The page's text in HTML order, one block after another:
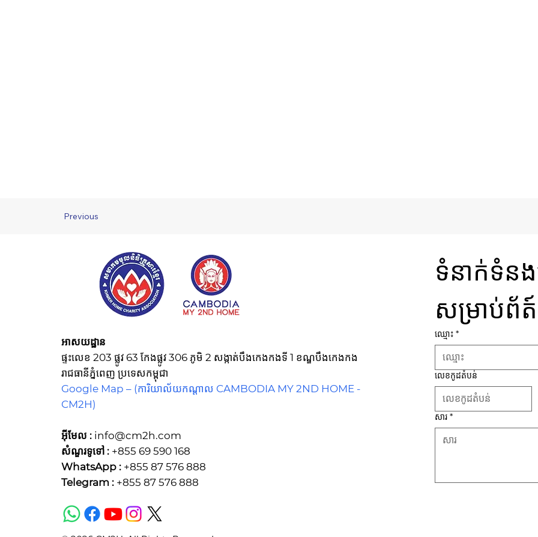
Previous
អាសយដ្ឋាន
ផ្ទះលេខ 203 ផ្លូវ 63 កែងផ្លូវ 306 ភូមិ 2 សង្កាត់បឹងកេងកងទី 1 ខណ្ឌបឹងកេងកង
រាជធានីភ្នំពេញ ប្រទេសកម្ពុជា
Google Map –(ការិយាល័យកណ្ដាល CAMBODIA MY 2ND HOME -
CM2H)
អ៊ីមែល : info@cm2h.com
សំណួរទូទៅ :+855 69 590 168
WhatsApp :+855 87 576 888
Telegram :+855 87 576 888
ទំនាក់ទំន
សម្រាប់ព័ត៍
ឈ្មោះ *
លេខកូដតំបន់
សារ *